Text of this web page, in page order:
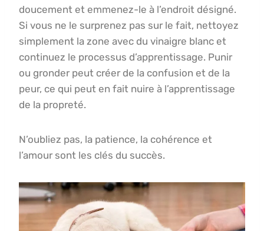
doucement et emmenez-le à l’endroit désigné.
Si vous ne le surprenez pas sur le fait, nettoyez
simplement la zone avec du vinaigre blanc et
continuez le processus d’apprentissage. Punir
ou gronder peut créer de la confusion et de la
peur, ce qui peut en fait nuire à l’apprentissage
de la propreté.
N’oubliez pas, la patience, la cohérence et
l’amour sont les clés du succès.